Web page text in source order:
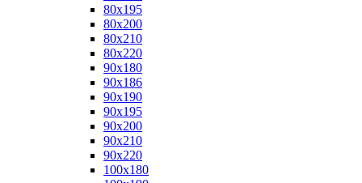
80x195
80x200
80x210
80x220
90x180
90x186
90x190
90x195
90x200
90x210
90x220
100x180